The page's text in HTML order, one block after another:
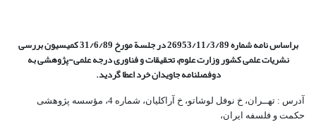
براساس نامه شماره 26953/11/3/89 در جلسة مورخ 31/6/89 کمیسیون
بررسی
نشریات علمی کشور وزارت علوم، تحقیقات و فناوری درجه علمی‌-پژوهشیبه
دوفصلنامه جاویدان خرد اعطا گردید.
آدرس : تهــران، خ نوفل لوشاتو، خ آراکلیان، شماره 4،‌ مؤسسه پژوهشی
حکمت و فلسفه ایران،‌